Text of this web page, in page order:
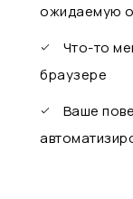
ожидаемую
Что-то
браузере
Ваше